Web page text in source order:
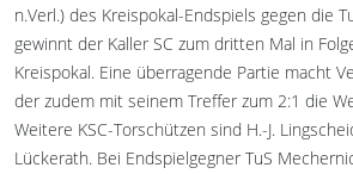
n.Verl.) des Kreispokal-Endspiels gegen die
gewinnt der Kaller SC zum dritten Mal in
Kreispokal. Eine überragende Partie macht
der zudem mit seinem Treffer zum 2:1 die
Weitere KSC-Torschützen sind H.-J.
Lückerath. Bei Endspielgegner TuS